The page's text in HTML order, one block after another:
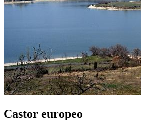
Castor europeo